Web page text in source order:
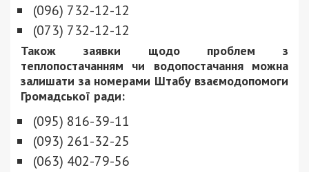
(096) 732-12-12
(073) 732-12-12
Також заявки щодо проблем з
теплопостачанням чи водопостачання можна
залишати за номерами Штабу взаємодопомоги
Громадської ради:
(095) 816-39-11
(093) 261-32-25
(063) 402-79-56